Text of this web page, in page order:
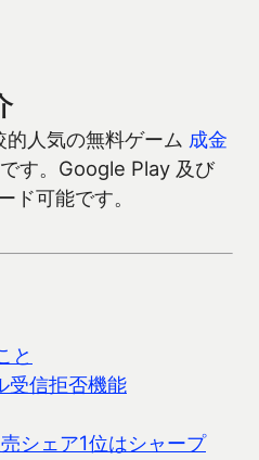
人気の無料ゲーム 成金
す。Google Play 及び
可能です。
と
受信拒否機能
シェア1位はシャープ